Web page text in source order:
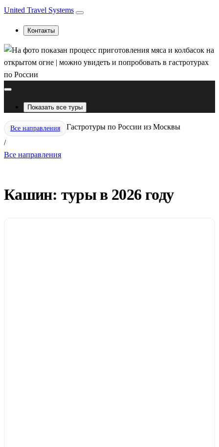
United Travel Systems
Контакты
Показать все туры
Все направления
/
Гастротуры по России из Москвы
Все направления
Кашин: туры в 2026 году